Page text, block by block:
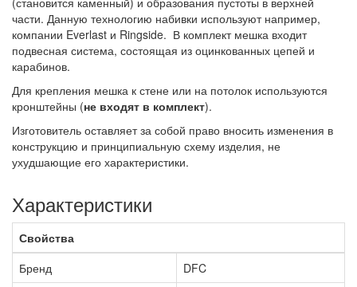
части. Данную технологию набивки используют например,
компании Everlast и Ringside. В комплект мешка входит
подвесная система, состоящая из оцинкованных цепей и
карабинов.
Для крепления мешка к стене или на потолок используются
кронштейны (не входят в комплект).
Изготовитель оставляет за собой право вносить изменения в
конструкцию и принципиальную схему изделия, не
ухудшающие его характеристики.
Характеристики
Свойства
Бренд
DFC